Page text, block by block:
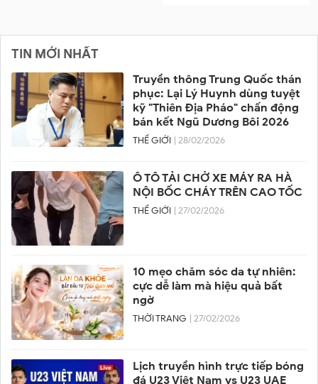
TIN MỚI NHẤT
Truyền thông Trung Quốc thán
phục: Lại Lý Huynh dùng tuyệt
kỹ "Thiên Địa Pháo" chấn động
bán kết Ngũ Dương Bôi 2026
THẾ GIỚI | 28/02/2026
Ô TÔ TẢI CHỞ XE MÁY RA HÀ
NỘI BỐC CHÁY TRÊN CAO TỐC
THẾ GIỚI | 27/02/2026
10 mẹo chăm sóc da tự nhiên:
cực dễ làm mà hiệu quả bất
ngờ
THỜI TRANG | 27/02/2026
Lịch truyền hình trực tiếp bóng
đá U23 Việt Nam vs U23 UAE